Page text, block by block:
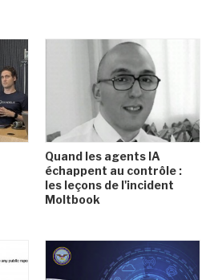
Quand les agents IA
échappent au contrôle :
les leçons de l'incident
Moltbook